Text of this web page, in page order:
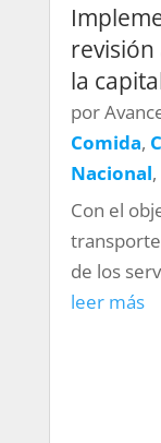
la
por
Comida,
Nacional,
Con el
de los
leer más